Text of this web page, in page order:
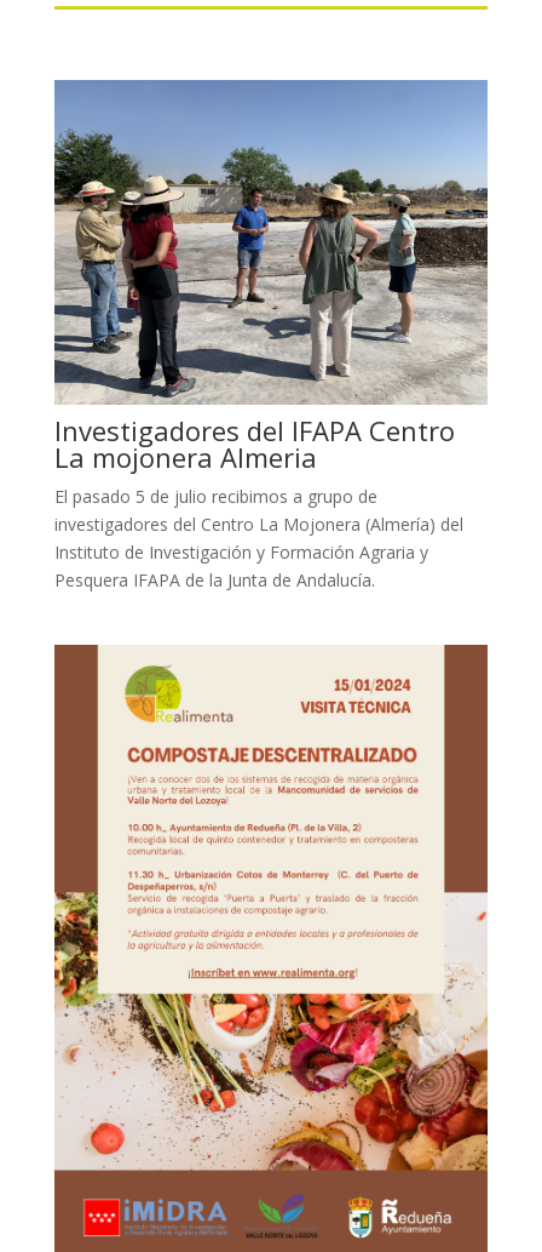
Investigadores del IFAPA Centro
La mojonera Almeria
El pasado 5 de julio recibimos a grupo de
investigadores del Centro La Mojonera (Almería) del
Instituto de Investigación y Formación Agraria y
Pesquera IFAPA de la Junta de Andalucía.